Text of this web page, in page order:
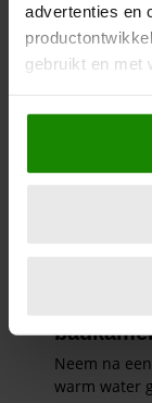
advertenties en
gebruikt en met
Als u het
locatie, die
scannen
verwerkt en
intrekken in de
We gebruiken